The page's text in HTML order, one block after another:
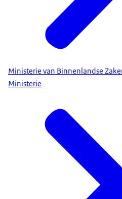
Ministerie van Binnenlandse
Ministerie